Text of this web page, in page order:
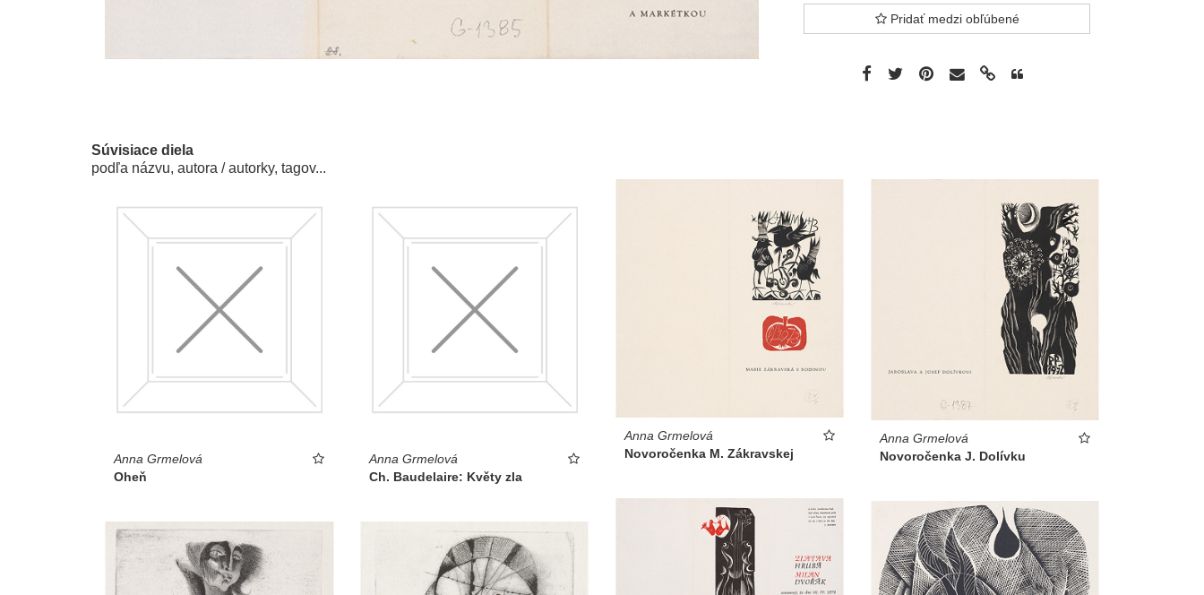
Pridať medzi obľúbené
Súvisiace diela
podľa názvu, autora / autorky, tagov...
Anna Grmelová
Oheň
Anna Grmelová
Ch. Baudelaire: Květy zla
Anna Grmelová
Novoročenka M. Zákravskej
Anna Grmelová
Novoročenka J. Dolívku